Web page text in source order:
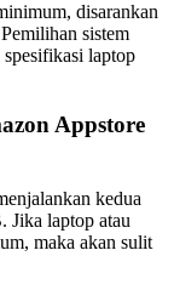
disarankan
sistem
spesifikasi laptop
Appstore
kedua
Jika laptop atau
maka akan sulit